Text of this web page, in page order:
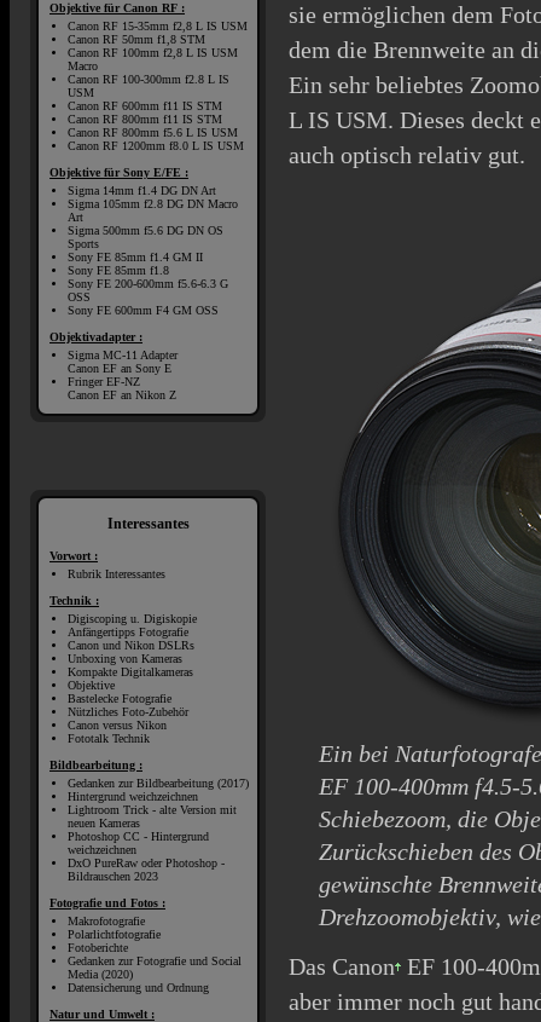
Objektive für Canon RF :
Canon RF 15-35mm f2,8 L IS USM
Canon RF 50mm f1,8 STM
Canon RF 100mm f2,8 L IS USM
Macro
Canon RF 100-300mm f2.8 L IS
USM
Canon RF 600mm f11 IS STM
Canon RF 800mm f11 IS STM
Canon RF 800mm f5.6 L IS USM
Canon RF 1200mm f8.0 L IS USM
Objektive für Sony E/FE :
Sigma 14mm f1.4 DG DN Art
Sigma 105mm f2.8 DG DN Macro
Art
Sigma 500mm f5.6 DG DN OS
Sports
Sony FE 85mm f1.4 GM II
Sony FE 85mm f1.8
Sony FE 200-600mm f5.6-6.3 G
OSS
Sony FE 600mm F4 GM OSS
Objektivadapter :
Sigma MC-11 Adapter
Canon EF an Sony E
Fringer EF-NZ
Canon EF an Nikon Z
Interessantes
Vorwort :
Rubrik Interessantes
Technik :
Digiscoping u. Digiskopie
Anfängertipps Fotografie
Canon und Nikon DSLRs
Unboxing von Kameras
Kompakte Digitalkameras
Objektive
Bastelecke Fotografie
Nützliches Foto-Zubehör
Canon versus Nikon
Fototalk Technik
Bildbearbeitung :
Gedanken zur Bildbearbeitung (2017)
Hintergrund weichzeichnen
Lightroom Trick - alte Version mit
neuen Kameras
Photoshop CC - Hintergrund
weichzeichnen
DxO PureRaw oder Photoshop -
Bildrauschen 2023
Fotografie und Fotos :
Makrofotografie
Polarlichtfotografie
Fotoberichte
Gedanken zur Fotografie und Social
Media (2020)
Datensicherung und Ordnung
Natur und Umwelt :
sie ermöglichen dem
dem die Brennweite an
Ein sehr beliebtes
L IS USM. Dieses deckt
auch optisch relativ gut.
Ein bei
EF 100-400mm f4.5-
Schiebezoom, die
Zurückschieben des
gewünschte
Drehzoomobjektiv,
Das Canon EF 100-
aber immer noch gut